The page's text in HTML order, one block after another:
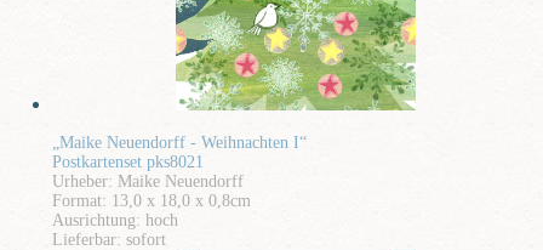
„Maike Neuendorff - Weihnachten I“
Postkartenset pks8021
Urheber: Maike Neuendorff
Format: 13,0 x 18,0 x 0,8cm
Ausrichtung: hoch
Lieferbar: sofort